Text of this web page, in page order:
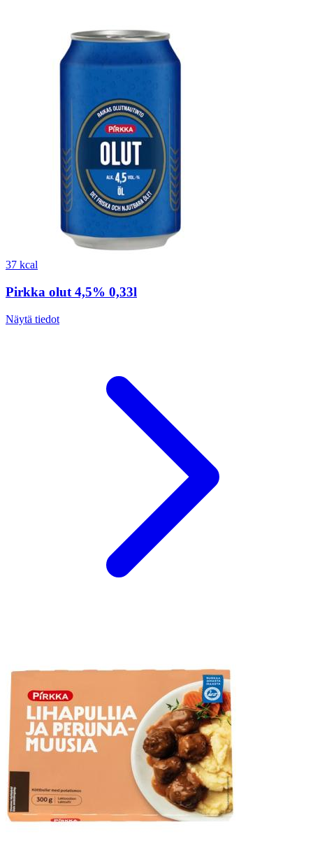
37 kcal
Pirkka olut 4,5% 0,33l
Näytä tiedot